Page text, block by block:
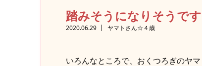
踏みそうになりそうで
2020.06.29 ヤマトさん☆４歳
いろんなところで、おくつろぎのヤマ